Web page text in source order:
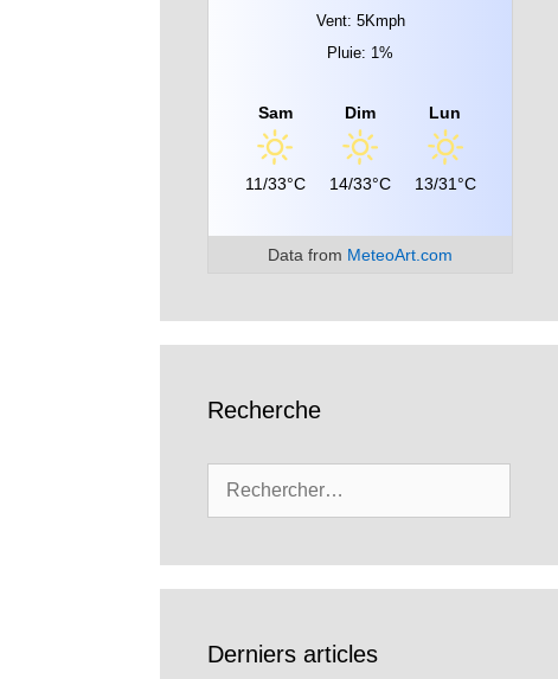
Vent: 5Kmph
Pluie: 1%
Sam
11/33°C
Dim
14/33°C
Lun
13/31°C
Data from MeteoArt.com
Recherche
Derniers articles